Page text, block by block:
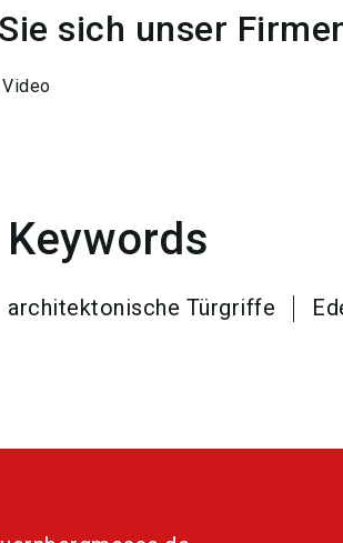
sich unser
Keywords
architektonische Türgriffe